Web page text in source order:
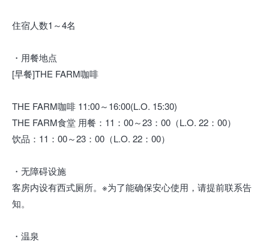
住宿人数1～4名
・用餐地点
[早餐]THE FARM咖啡
THE FARM咖啡 11:00～16:00(L.O. 15:30)
THE FARM食堂 用餐：11：00～23：00（L.O. 22：00）
饮品：11：00～23：00（L.O. 22：00）
・无障碍设施
客房内设有西式厕所。※为了能确保安心使用，请提前联系告
知。
・温泉